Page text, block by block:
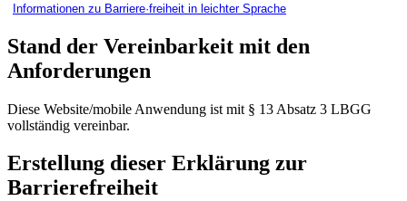
Informationen zu Barriere·freiheit in leichter Sprache
Stand der Vereinbarkeit mit den
Anforderungen
Diese Website/mobile Anwendung ist mit § 13 Absatz 3 LBGG
vollständig vereinbar.
Erstellung dieser Erklärung zur
Barrierefreiheit